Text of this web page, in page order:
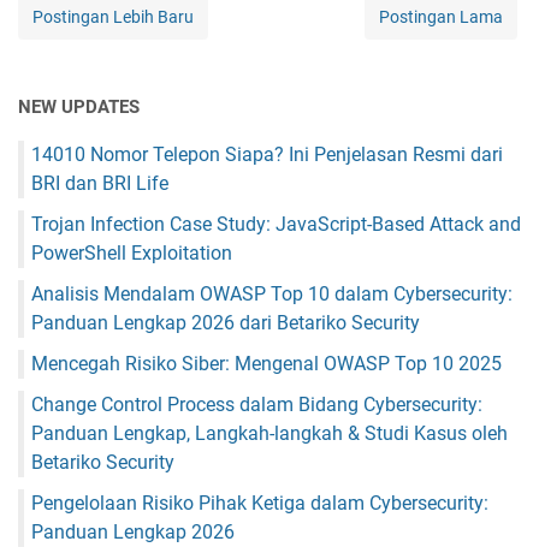
Postingan Lebih Baru Postingan Lama
NEW UPDATES
14010 Nomor Telepon Siapa? Ini Penjelasan Resmi dari
BRI dan BRI Life
Trojan Infection Case Study: JavaScript-Based Attack and
PowerShell Exploitation
Analisis Mendalam OWASP Top 10 dalam Cybersecurity:
Panduan Lengkap 2026 dari Betariko Security
Mencegah Risiko Siber: Mengenal OWASP Top 10 2025
Change Control Process dalam Bidang Cybersecurity:
Panduan Lengkap, Langkah-langkah & Studi Kasus oleh
Betariko Security
Pengelolaan Risiko Pihak Ketiga dalam Cybersecurity:
Panduan Lengkap 2026